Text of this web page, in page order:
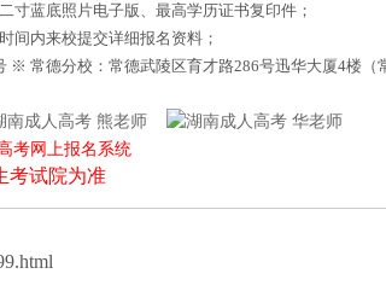
蓝底照片电子版、最高学历证书复印件；
间内来校提交详细报名资料；
常德分校：常德武陵区育才路286号迅华大厦4楼（
熊老师
华老师
考网上报名系统
考试院为准